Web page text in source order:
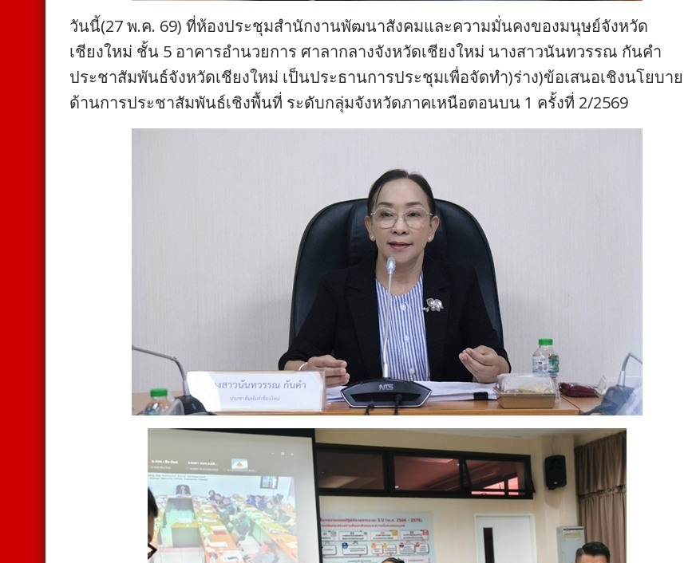
วันนี้(27 พ.ค. 69) ที่ห้องประชุมสำนักงานพัฒนาสังคมและความมั่นคงของมนุษย์จังหวัด
เชียงใหม่ ชั้น 5 อาคารอำนวยการ ศาลากลางจังหวัดเชียงใหม่ นางสาวนันทวรรณ กันคำ
ประชาสัมพันธ์จังหวัดเชียงใหม่ เป็นประธานการประชุมเพื่อจัดทำ)ร่าง)ข้อเสนอเชิงนโยบาย
ด้านการประชาสัมพันธ์เชิงพื้นที่ ระดับกลุ่มจังหวัดภาคเหนือตอนบน 1 ครั้งที่ 2/2569